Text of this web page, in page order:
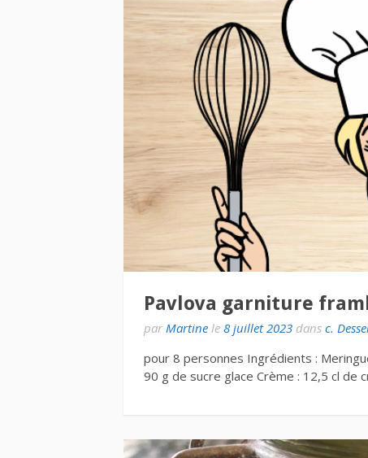
Pavlova garniture
par Martine le 8 juillet 2023 dans c.
pour 8 personnes Ingrédients :
90 g de sucre glace Crème : 12,5 cl de